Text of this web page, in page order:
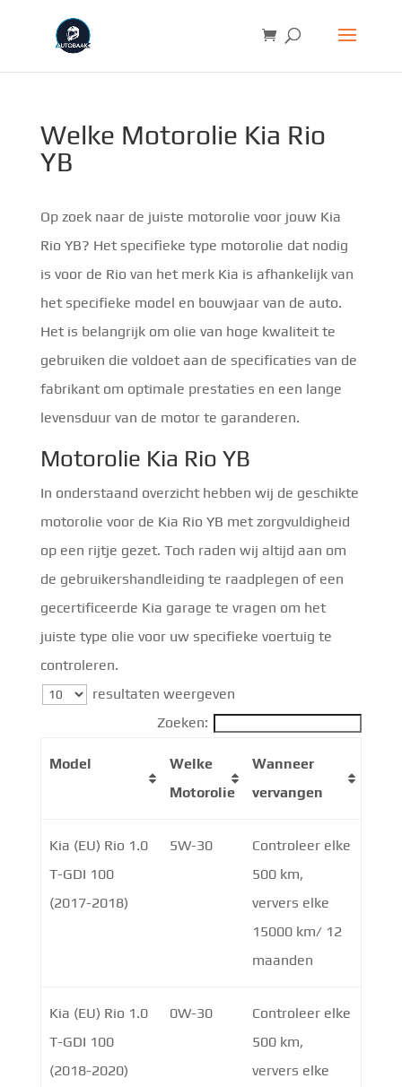
Welke Motorolie Kia Rio
YB
Op zoek naar de juiste motorolie voor jouw Kia
Rio YB? Het specifieke type motorolie dat nodig
is voor de Rio van het merk Kia is afhankelijk van
het specifieke model en bouwjaar van de auto.
Het is belangrijk om olie van hoge kwaliteit te
gebruiken die voldoet aan de specificaties van de
fabrikant om optimale prestaties en een lange
levensduur van de motor te garanderen.
Motorolie Kia Rio YB
In onderstaand overzicht hebben wij de geschikte
motorolie voor de Kia Rio YB met zorgvuldigheid
op een rijtje gezet. Toch raden wij altijd aan om
de gebruikershandleiding te raadplegen of een
gecertificeerde Kia garage te vragen om het
juiste type olie voor uw specifieke voertuig te
controleren.
resultaten weergeven
Zoeken:
Model
Welke
Motorolie
Wanneer
vervangen
Kia (EU) Rio 1.0
T-GDI 100
(2017-2018)
5W-30
Controleer elke
500 km,
ververs elke
15000 km/ 12
maanden
Kia (EU) Rio 1.0
T-GDI 100
(2018-2020)
0W-30
Controleer elke
500 km,
ververs elke